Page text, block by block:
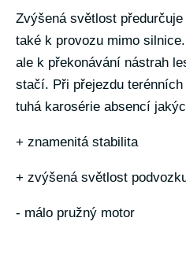
Zvýšená světlost
také k provozu mimo
ale k překonávání nástrah
stačí. Při přejezdu
tuhá karosérie absencí
+ znamenitá stabilita
+ zvýšená světlost
- málo pružný motor